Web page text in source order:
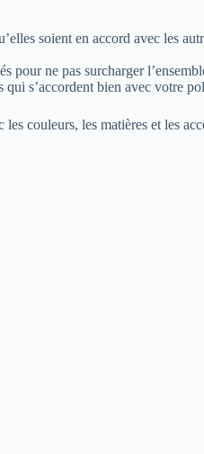
soient en accord avec les
pour ne pas surcharger
s’accordent bien avec votre
couleurs, les matières et les